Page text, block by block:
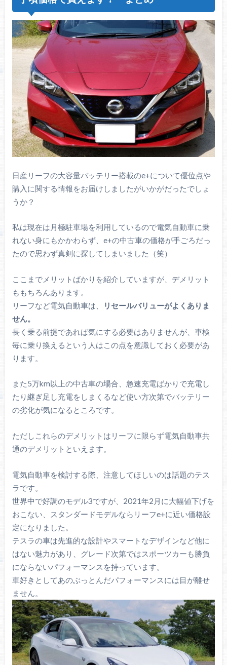
日産リーフの大容量バッテリー搭載のe+について優位点や
購入に関する情報をお届けしましたがいかがだったでしょ
うか？
私は現在は月極駐車場を利用しているので電気自動車に乗
れない身にもかかわらず、e+の中古車の価格が手ごろだっ
たので思わず真剣に探してしまいました（笑）
ここまでメリットばかりを紹介していますが、デメリット
ももちろんあります。
リーフなど電気自動車は、
リセールバリューがよくありま
せん。
長く乗る前提であれば気にする必要はありませんが、車検
毎に乗り換えるという人はこの点を意識しておく必要があ
ります。
また5万km以上の中古車の場合、急速充電ばかりで充電し
たり継ぎ足し充電をしまくるなど使い方次第でバッテリー
の劣化が気になるところです。
ただしこれらのデメリットはリーフに限らず電気自動車共
通のデメリットといえます。
電気自動車を検討する際、注意してほしいのは話題のテス
ラです。
世界中で好調のモデル3ですが、2021年2月に大幅値下げを
おこない、スタンダードモデルならリーフe+に近い価格設
定になりました。
テスラの車は先進的な設計やスマートなデザインなど他に
はない魅力があり、グレード次第ではスポーツカーも勝負
にならないパフォーマンスを持っています。
車好きとしてあのぶっとんだパフォーマンスには目が離せ
ません。